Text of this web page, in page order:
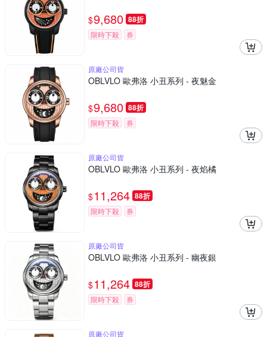
$9,680 88折
限時下殺 券
原廠公司貨
OBLVLO 歐弗洛 小丑系列 - 夜魅金
$9,680 88折
限時下殺 券
原廠公司貨
OBLVLO 歐弗洛 小丑系列 - 夜焰橘
$11,264 88折
限時下殺 券
原廠公司貨
OBLVLO 歐弗洛 小丑系列 - 幽夜銀
$11,264 88折
限時下殺 券
原廠公司貨